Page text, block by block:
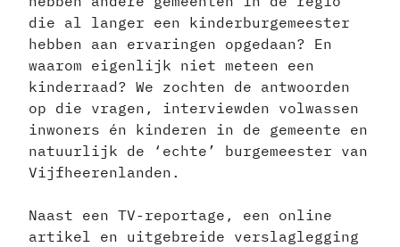
die al langer een kinderburgemeester
hebben aan ervaringen opgedaan? En
waarom eigenlijk niet meteen een
kinderraad? We zochten de antwoorden
op die vragen, interviewden volwassen
inwoners én kinderen in de gemeente en
natuurlijk de ‘echte’ burgemeester van
Vijfheerenlanden.
Naast een TV-reportage, een online
artikel en uitgebreide verslaglegging